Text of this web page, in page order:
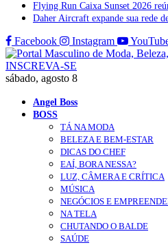
Flying Run Caixa Sunset 2026
Daher Aircraft expande sua rede
Facebook Instagram
INSCREVA-SE
sábado, agosto 8
Angel Boss
BOSS
TÁ NA MODA
BELEZA E BEM-ESTAR
DICAS DO CHEF
EAÍ, BORA NESSA?
LUZ, CÂMERA E CRÍTICA
MÚSICA
NEGÓCIOS E
NA TELA
CHUTANDO O BALDE
SAÚDE